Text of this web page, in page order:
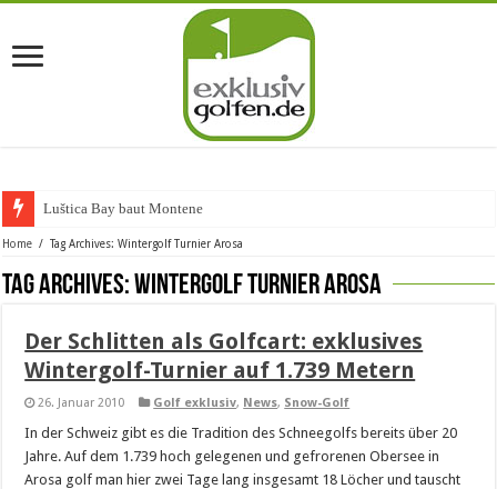
Luštica Bay baut Montenegros
Home / Tag Archives: Wintergolf Turnier Arosa
Tag Archives:Wintergolf Turnier Arosa
Der Schlitten als Golfcart: exklusives
Wintergolf-Turnier auf 1.739 Metern
26. Januar 2010 Golf exklusiv, News, Snow-Golf
In der Schweiz gibt es die Tradition des Schneegolfs bereits über 20
Jahre. Auf dem 1.739 hoch gelegenen und gefrorenen Obersee in
Arosa golf man hier zwei Tage lang insgesamt 18 Löcher und tauscht